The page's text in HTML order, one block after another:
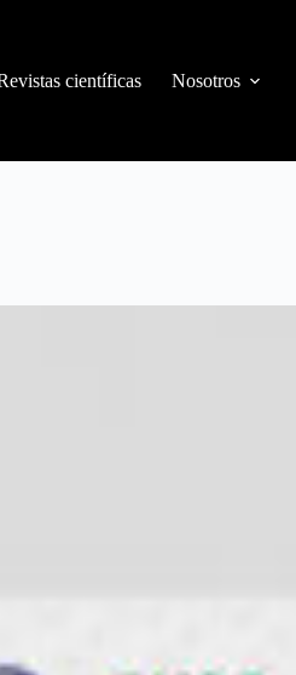
científicas Nosotros